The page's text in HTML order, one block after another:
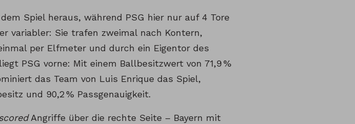
Spiel heraus, während PSG hier nur auf 4 Tore
variabler: Sie trafen zweimal nach Kontern,
per Elfmeter und durch ein Eigentor des
PSG vorne: Mit einem Ballbesitzwert von 71,9 %
das Team von Luis Enrique das Spiel,
und 90,2 % Passgenauigkeit.
Angriffe über die rechte Seite – Bayern mit